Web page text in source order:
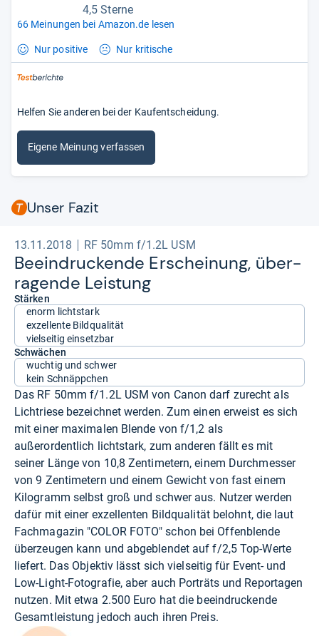
4,5 Sterne
66 Meinungen bei Amazon.de lesen
Nur positive Nur kritische
Helfen Sie anderen bei der Kaufentscheidung.
Eigene Meinung verfassen
Unser Fazit
13.11.2018 RF 50mm f/1.2L USM
Beein­dru­ckende Erschei­nung, über­
ra­gende Leis­tung
Stärken
enorm lichtstark
exzellente Bildqualität
vielseitig einsetzbar
Schwächen
wuchtig und schwer
kein Schnäppchen
Das RF 50mm f/1.2L USM von Canon darf zurecht als
Lichtriese bezeichnet werden. Zum einen erweist es sich
mit einer maximalen Blende von f/1,2 als
außerordentlich lichtstark, zum anderen fällt es mit
seiner Länge von 10,8 Zentimetern, einem Durchmesser
von 9 Zentimetern und einem Gewicht von fast einem
Kilogramm selbst groß und schwer aus. Nutzer werden
dafür mit einer exzellenten Bildqualität belohnt, die laut
Fachmagazin "COLOR FOTO" schon bei Offenblende
überzeugen kann und abgeblendet auf f/2,5 Top-Werte
liefert. Das Objektiv lässt sich vielseitig für Event- und
Low-Light-Fotografie, aber auch Porträts und Reportagen
nutzen. Mit etwa 2.500 Euro hat die beeindruckende
Gesamtleistung jedoch auch ihren Preis.